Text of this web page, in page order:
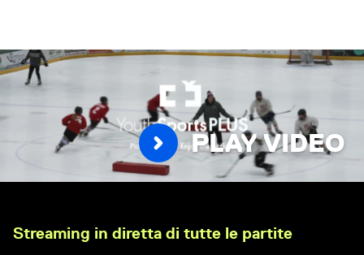
PLAY VIDEO
Streaming in diretta di tutte le partite